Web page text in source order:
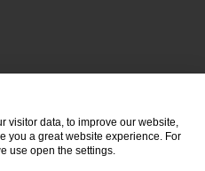
visitor data, to improve our website,
you a great website experience. For
use open the settings.